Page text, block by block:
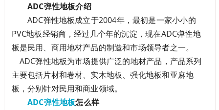
ADC弹性地板介绍
ADC弹性地板成立于2004年，最初是一家小小的
PVC地板经销商，经过几个年的沉淀，现在ADC弹性地
板是民用、商用地材产品的制造和市场领导者之一。
ADC弹性地板为市场提供广泛的地材产品，产品系列
主要包括片材和卷材、实木地板、强化地板和亚麻地
板，分别针对民用和商业领域。
ADC弹性地板怎么样